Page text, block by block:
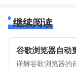
继续阅读
谷歌浏览器自动
详解谷歌浏览器的